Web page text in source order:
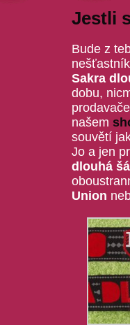
Jestli
Bude z
Sakra
dobu,
našem
souvětí
Jo a jen
dlouhá
Union